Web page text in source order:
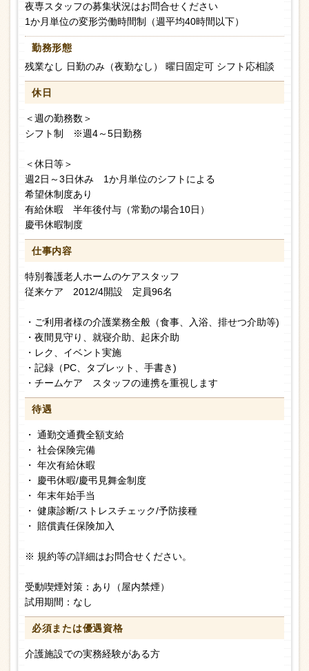
夜専スタッフの募集状況はお問合せください
1か月単位の変形労働時間制（週平均40時間以下）
勤務形態
残業なし 日勤のみ（夜勤なし） 曜日固定可 シフト応相談
休日
＜週の勤務数＞
シフト制 ※週4～5日勤務
＜休日等＞
週2日～3日休み 1か月単位のシフトによる
希望休制度あり
有給休暇 半年後付与（常勤の場合10日）
慶弔休暇制度
仕事内容
特別養護老人ホームのケアスタッフ
従来ケア 2012/4開設 定員96名
・ご利用者様の介護業務全般（食事、入浴、排せつ介助等)
・夜間見守り、就寝介助、起床介助
・レク、イベント実施
・記録（PC、タブレット、手書き)
・チームケア スタッフの連携を重視します
待遇
・ 通勤交通費全額支給
・ 社会保険完備
・ 年次有給休暇
・ 慶弔休暇/慶弔見舞金制度
・ 年末年始手当
・ 健康診断/ストレスチェック/予防接種
・ 賠償責任保険加入
※ 規約等の詳細はお問合せください。
受動喫煙対策：あり（屋内禁煙）
試用期間：なし
必須または優遇資格
介護施設での実務経験がある方